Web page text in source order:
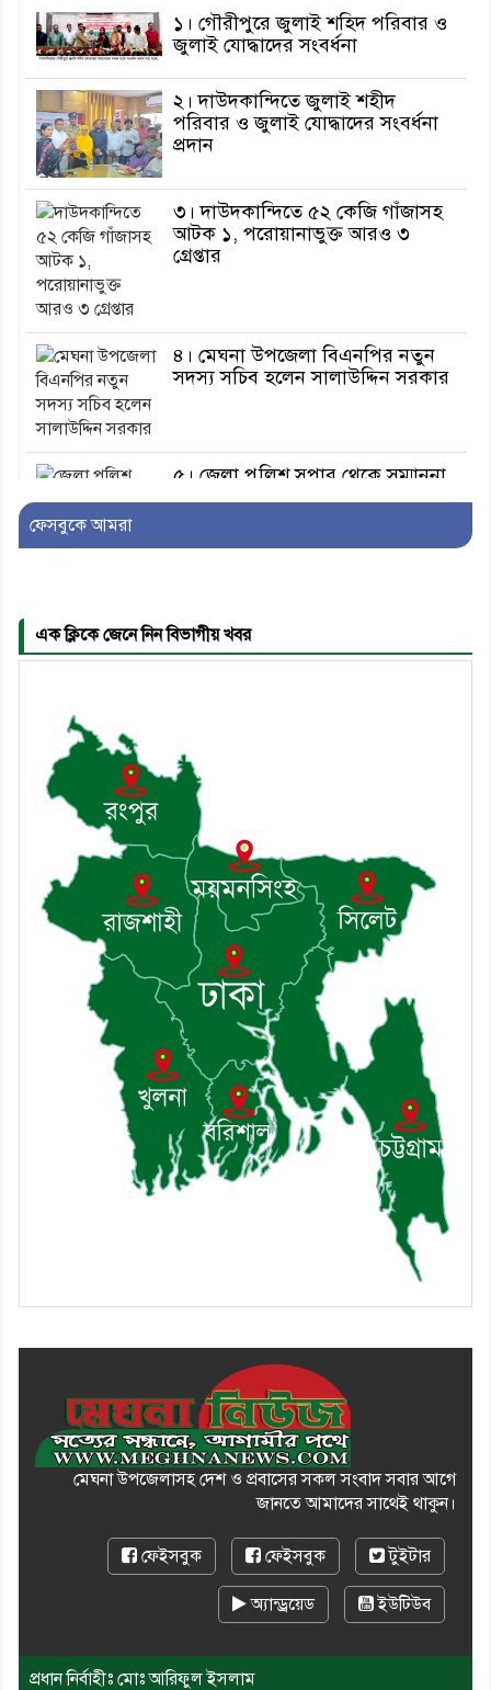
১। গৌরীপুরে জুলাই শহিদ পরিবার ও
জুলাই যোদ্ধাদের সংবর্ধনা
২। দাউদকান্দিতে জুলাই শহীদ
পরিবার ও জুলাই যোদ্ধাদের সংবর্ধনা
প্রদান
৩। দাউদকান্দিতে ৫২ কেজি গাঁজাসহ
আটক ১, পরোয়ানাভুক্ত আরও ৩
গ্রেপ্তার
৪। মেঘনা উপজেলা বিএনপির নতুন
সদস্য সচিব হলেন সালাউদ্দিন সরকার
৫। জেলা পুলিশ সুপার থেকে সম্মাননা
পেলেন দাউদকান্দি মডেল থানার
৬। দাউদকান্দিতে উপজেলা আইন-
শৃঙ্খলা কমিটির মাসিক সভা অনুষ্ঠিত
খোঁজখবর নিলেন ড. খন্দকার মারুফ
হোসেন
৮। মেঘনায় আইন-শৃঙ্খলা কমিটির
মাসিক সভা অনুষ্ঠিত
৯। জাতীয় নেতা ড. খন্দকার
মোশাররফ হোসেনের মূল্যায়ন কোথায়
এবং একটি বিশ্লেষণ
১০। দাউদকান্দিতে ইউপি সদস্যকে
মারধরের চেষ্টা ও প্রাণনাশের হুমকির
অভিযোগ
ফেসবুকে আমরা
এক ক্লিকে জেনে নিন বিভাগীয় খবর
মেঘনা উপজেলাসহ দেশ ও প্রবাসের সকল সংবাদ সবার আগে
জানতে আমাদের সাথেই থাকুন।
ফেইসবুক ফেইসবুক টুইটার
অ্যান্ড্রয়েড ইউটিউব
প্রধান নির্বাহীঃ মোঃ আরিফুল ইসলাম